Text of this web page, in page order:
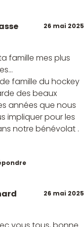
26 mai 2025
famille mes plus
famille du hockey
des beaux
années que nous
impliquer pour les
notre bénévolat .
26 mai 2025